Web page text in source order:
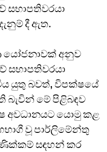
සභාපතිවරයා
දී ඇත.
යෝජනාවක් අනුව
සභාපතිවරයා
යුතු බවත්, විපක්ෂයේ
බැවින් මේ පිළිබඳව
අවධානයට යොමු කළ
වූ පාර්ලිමේන්තු
සඳහන් කර